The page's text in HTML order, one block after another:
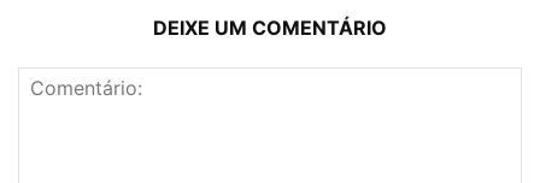
DEIXE UM COMENTÁRIO